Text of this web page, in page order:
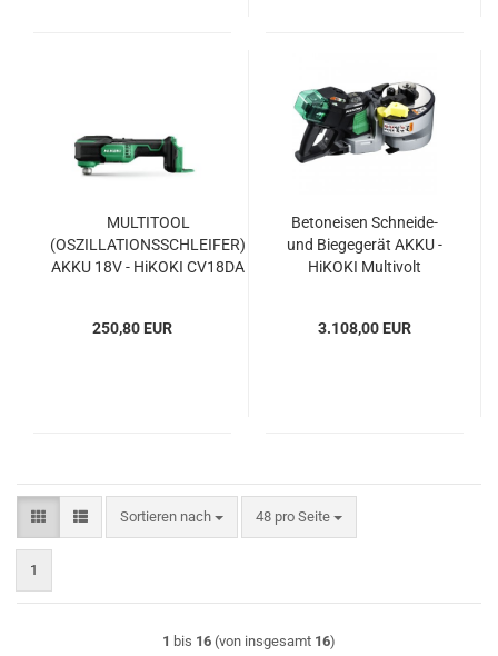
MULTITOOL
(OSZILLATIONSSCHLEIFER)
AKKU 18V - HiKOKI CV18DA
250,80 EUR
Betoneisen Schneide-
und Biegegerät AKKU -
HiKOKI Multivolt
3.108,00 EUR
Sortieren nach
Sortieren nach 48 pro Seite
pro Seite
1
1 bis 16 (von insgesamt 16)